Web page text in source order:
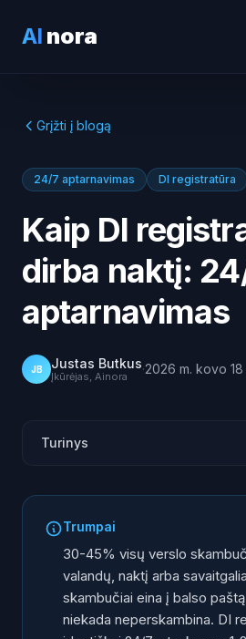
AI nora
Grįžti į blogą
24/7 aptarnavimas DI registratūra
Kaip DI
dirba naktį:
aptarnavimas
JB Justas Butkus
Įkūrėjas, Ainora ·2026 m. kovo 18
Turinys
Kaip DI registratūra veikia
Scenarijai po darbo valandų: kas
Skubios situacijos: kaip DI
Rytas su ataskaita: ką randote
Kokius verslus tai veikia labiausiai
Trumpai
30-45% visų verslo
valandų, naktį arba
skambučiai eina į balso
niekada neperskambina. DI